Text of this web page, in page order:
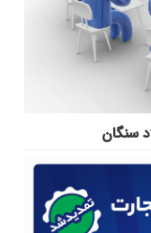
سنگان